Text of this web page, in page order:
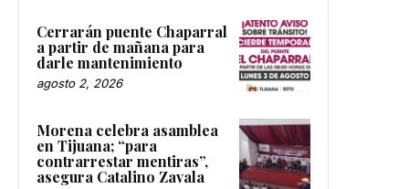
Cerrarán puente Chaparral
a partir de mañana para
darle mantenimiento
agosto 2, 2026
Morena celebra asamblea
en Tijuana; “para
contrarrestar mentiras”,
asegura Catalino Zavala